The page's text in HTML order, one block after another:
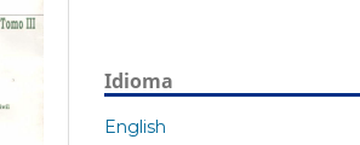
Idioma
English